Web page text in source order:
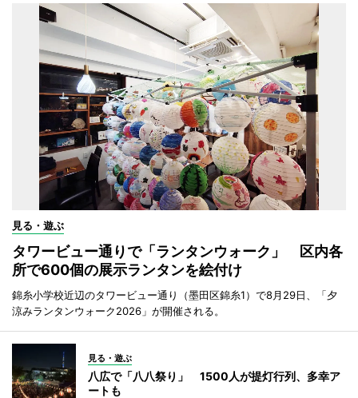
見る・遊ぶ
タワービュー通りで「ランタンウォーク」 区内各
所で600個の展示ランタンを絵付け
錦糸小学校近辺のタワービュー通り（墨田区錦糸1）で8月29日、「夕
涼みランタンウォーク2026」が開催される。
見る・遊ぶ
八広で「八八祭り」 1500人が提灯行列、多幸ア
ートも